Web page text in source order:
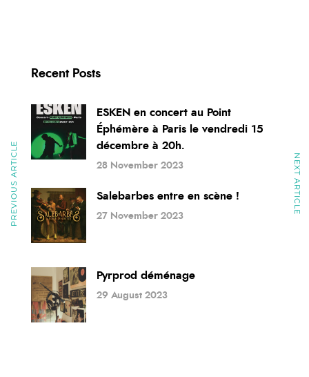
PREVIOUS ARTICLE NEXT ARTICLE
Recent Posts
ESKEN en concert au Point
Éphémère à Paris le vendredi 15
décembre à 20h.
28 November 2023
Salebarbes entre en scène !
27 November 2023
Pyrprod déménage
29 August 2023